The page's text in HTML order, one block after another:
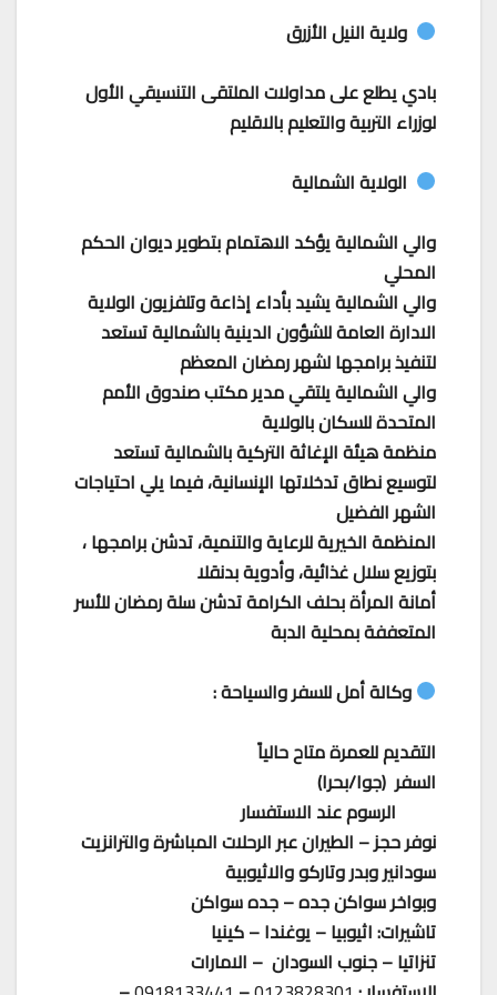
ولاية النيل الأزرق
بادي يطلع على مداولات الملتقى التنسيقي الأول
لوزراء التربية والتعليم بالاقليم
الولاية الشمالية
والي الشمالية يؤكد الاهتمام بتطوير ديوان الحكم
المحلي
والي الشمالية يشيد بأداء إذاعة وتلفزيون الولاية
الادارة العامة للشؤون الدينية بالشمالية تستعد
لتنفيذ برامجها لشهر رمضان المعظم
والي الشمالية يلتقي مدير مكتب صندوق الأمم
المتحدة للسكان بالولاية
منظمة هيئة الإغاثة التركية بالشمالية تستعد
لتوسيع نطاق تدخلاتها الإنسانية، فيما يلي احتياجات
الشهر الفضيل
المنظمة الخيرية للرعاية والتنمية، تدشن برامجها ،
بتوزيع سلال غذائية، وأدوية بدنقلا
أمانة المرأة بحلف الكرامة تدشن سلة رمضان للأسر
المتعففة بمحلية الدبة
وكالة أمل للسفر والسياحة :
التقديم للعمرة متاح حالياً
السفر (جوا/بحرا)
الرسوم عند الاستفسار
نوفر حجز – الطيران عبر الرحلات المباشرة والترانزيت
سودانير وبدر وتاركو والاثيوبية
وبواخر سواكن جده – جده سواكن
تاشيرات: اثيوبيا – يوغندا – كينيا
تنزاتيا – جنوب السودان – الامارات